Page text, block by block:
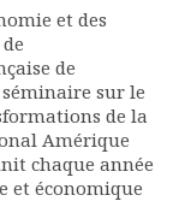
et des
de
sur le
de la
Amérique
chaque année
et économique